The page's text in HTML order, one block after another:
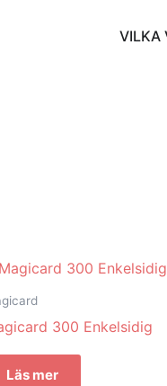
VILKA
300 Enkelsidig
Läs mer